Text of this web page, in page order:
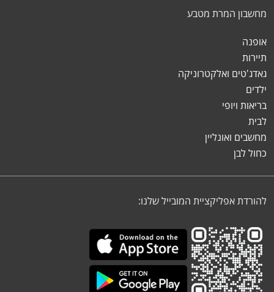
מחשבון המרת מטבע
אופנה
תיירות
גאדג'טים ואלקטרוניקה
ילדים
בריאות ויופי
לבית
מחשבים ואונליין
כחול לבן
להורדת אפליקציית המובייל שלנו: